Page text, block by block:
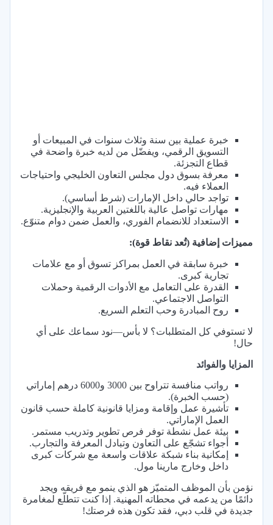
خبرة عملية بين سنة وثلاث سنوات في المبيعات أو
التسويق الرقمي، ويفضّل من لديه خبرة واضحة في
قطاع التجزئة.
معرفة بسوق دول مجلس التعاون الخليجي واحتياجات
العملاء فيه.
تواجد حالي داخل الإمارات (شرط أساسي).
مهارات تواصل عالية باللغتين العربية والإنجليزية.
الاستعداد للانضمام الفوري، والعمل ضمن دوام متنوّع.
مميزات إضافية (تُعد نقاط قوة):
خبرة سابقة في العمل بمراكز تسوق أو مع علامات
تجارية كبرى.
القدرة على التعامل مع الأدوات الرقمية وحملات
التواصل الاجتماعي.
روح المبادرة وحب التعلم السريع.
لا تستوفي كل المتطلبات؟ لا بأس—نود سماعك على أي
حال!
المزايا والفوائد
رواتب منافسة تتراوح بين 3000 و6000 درهم إماراتي
(حسب الخبرة).
تأشيرة عمل وإقامة ومزايا قانونية كاملة حسب قانون
العمل الإماراتي.
بيئة عمل نشطة توفر فرص تطوير وتدريب مستمر.
أجواء تشجّع على التعاون وتبادل المعرفة والتجارب.
إمكانية بناء شبكة علاقات واسعة مع شركات كبرى
داخل وخارج مارينا مول.
نؤمن بأن الموظف المتميّز هو الذي ينمو مع فريقه ويجد
دائمًا من يدعمه في محطاته المهنية. إذا كنت تتطلّع لمغامرة
جديدة في قلب دبي، فقد تكون هذه فرصتك!